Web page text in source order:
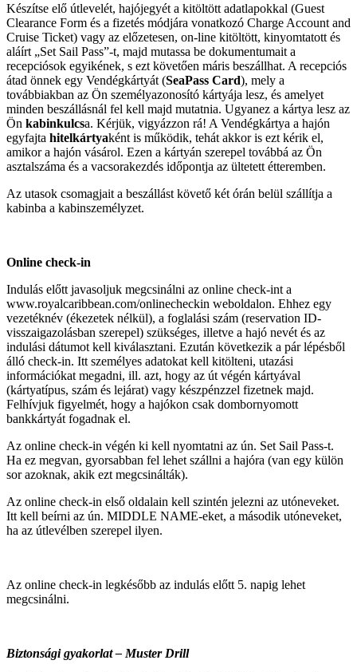
Készítse elő útlevelét, hajójegyét a kitöltött adatlapokkal (Guest
Clearance Form és a fizetés módjára vonatkozó Charge Account and
Cruise Ticket) vagy az előzetesen, on-line kitöltött, kinyomtatott és
aláírt „Set Sail Pass”-t, majd mutassa be dokumentumait a
recepciósok egyikének, s ezt követően máris beszállhat. A recepciós
átad önnek egy Vendégkártyát (SeaPass Card), mely a
továbbiakban az Ön személyazonosító kártyája lesz, és amelyet
minden beszállásnál fel kell majd mutatnia. Ugyanez a kártya lesz az
Ön kabinkulcsa. Kérjük, vigyázzon rá! A Vendégkártya a hajón
egyfajta hitelkártyaként is működik, tehát akkor is ezt kérik el,
amikor a hajón vásárol. Ezen a kártyán szerepel továbbá az Ön
asztalszáma és a vacsorakezdés időpontja az ültetett étteremben.
Az utasok csomagjait a beszállást követő két órán belül szállítja a
kabinba a kabinszemélyzet.
Online check-in
Indulás előtt javasoljuk megcsinálni az online check-int a
www.royalcaribbean.com/onlinecheckin weboldalon. Ehhez egy
vezetéknév (ékezetek nélkül), a foglalási szám (reservation ID-
visszaigazolásban szerepel) szükséges, illetve a hajó nevét és az
indulási dátumot kell kiválasztani. Ezután következik a pár lépésből
álló check-in. Itt személyes adatokat kell kitölteni, utazási
információkat megadni, ill. azt, hogy az út végén kártyával
(kártyatípus, szám és lejárat) vagy készpénzzel fizetnek majd.
Felhívjuk figyelmét, hogy a hajókon csak dombornyomott
bankkártyát fogadnak el.
Az online check-in végén ki kell nyomtatni az ún. Set Sail Pass-t.
Ha ez megvan, gyorsabban fel lehet szállni a hajóra (van egy külön
sor azoknak, akik ezt megcsinálták).
Az online check-in első oldalain kell szintén jelezni az utóneveket.
Itt kell beírni az ún. MIDDLE NAME-eket, a második utóneveket,
ha az útlevélben szerepel ilyen.
Az online check-in legkésőbb az indulás előtt 5. napig lehet
megcsinálni.
Biztonsági gyakorlat – Muster Drill